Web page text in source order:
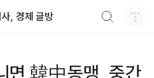
사, 경제 글방
면 韓中동맹, 중간